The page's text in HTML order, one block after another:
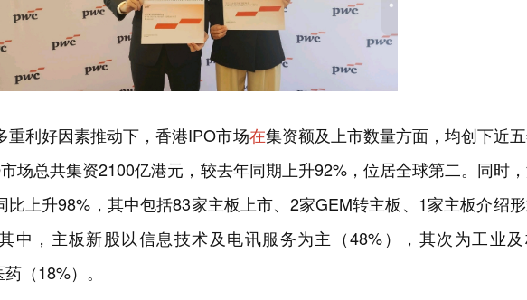
重利好因素推动下，香港IPO市场在集资额及上市数量方面，均创下近
场总共集资2100亿港元，较去年同期上升92%，位居全球第二。同时
比上升98%，其中包括83家主板上市、2家GEM转主板、1家主板介绍
中，主板新股以信息技术及电讯服务为主（48%），其次为工业
（18%）。